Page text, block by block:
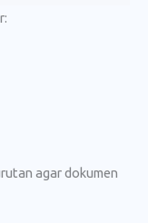
agar dokumen